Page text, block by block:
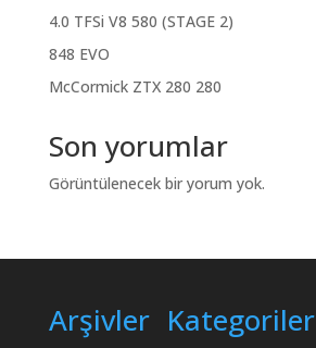
4.0 TFSi V8 580 (STAGE 2)
848 EVO
McCormick ZTX 280 280
Son yorumlar
Görüntülenecek bir yorum yok.
Arşivler Kategoriler